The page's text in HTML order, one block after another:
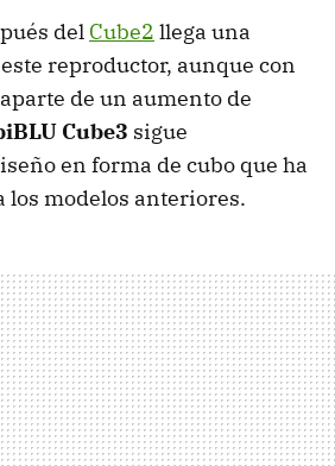
del Cube2 llega una
reproductor, aunque con
de un aumento de
Cube3 sigue
en forma de cubo que ha
los modelos anteriores.